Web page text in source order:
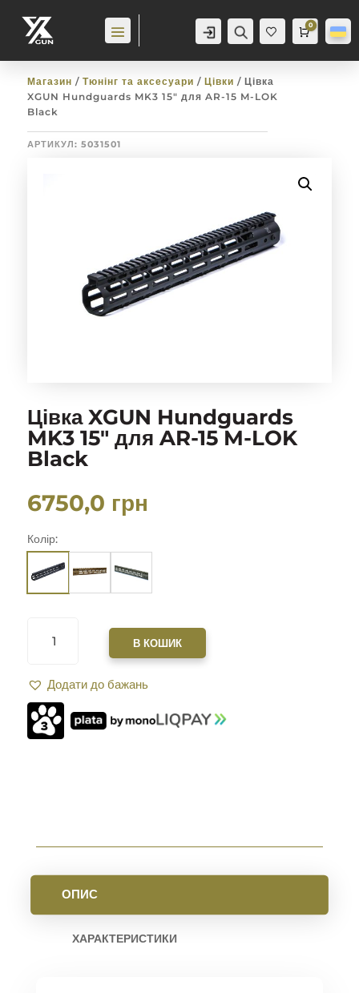
Аккаунт Пошук
Баж
анн
Cart
0
0,0грн
Магазин / Тюнінг та аксесуари / Цівки / Цівка
XGUN Hundguards MK3 15″ для AR-15 M-LOK
Black
АРТИКУЛ: 5031501
Цівка XGUN Hundguards
MK3 15″ для AR-15 M-LOK
Black
6750,0 грн
Колір:
XGUN
15"
ДЛЯ
AR-
15
В КОШИК
Додати до бажань
ОПИС
ХАРАКТЕРИСТИКИ